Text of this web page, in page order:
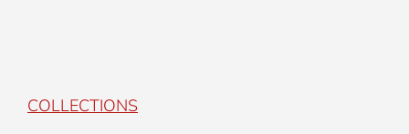
COLLECTIONS